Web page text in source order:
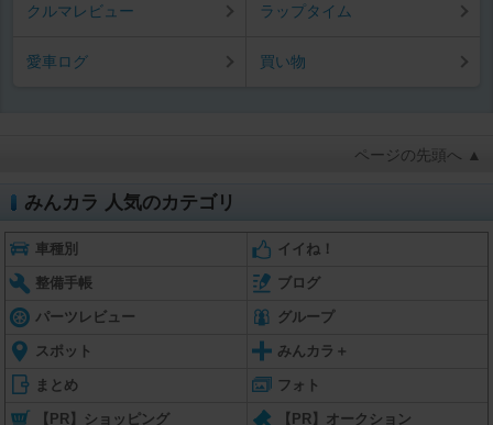
クルマレビュー ラップタイム
愛車ログ 買い物
ページの先頭へ ▲
みんカラ 人気のカテゴリ
車種別 イイね！
整備手帳 ブログ
パーツレビュー グループ
スポット みんカラ＋
まとめ フォト
【PR】ショッピング 【PR】オークション